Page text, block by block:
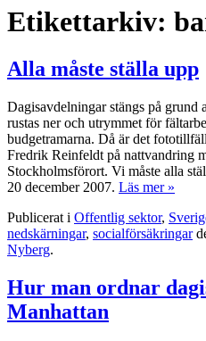
Etikettarkiv:
Alla måste ställa upp
Dagisavdelningar stängs på
rustas ner och utrymmet för
budgetramarna. Då är det
Fredrik Reinfeldt på nattvandring
Stockholmsförort. Vi måste alla
20 december 2007. Läs mer »
Publicerat i Offentlig sektor,
nedskärningar, socialförsäkringar
Nyberg.
Hur man ordnar
Manhattan